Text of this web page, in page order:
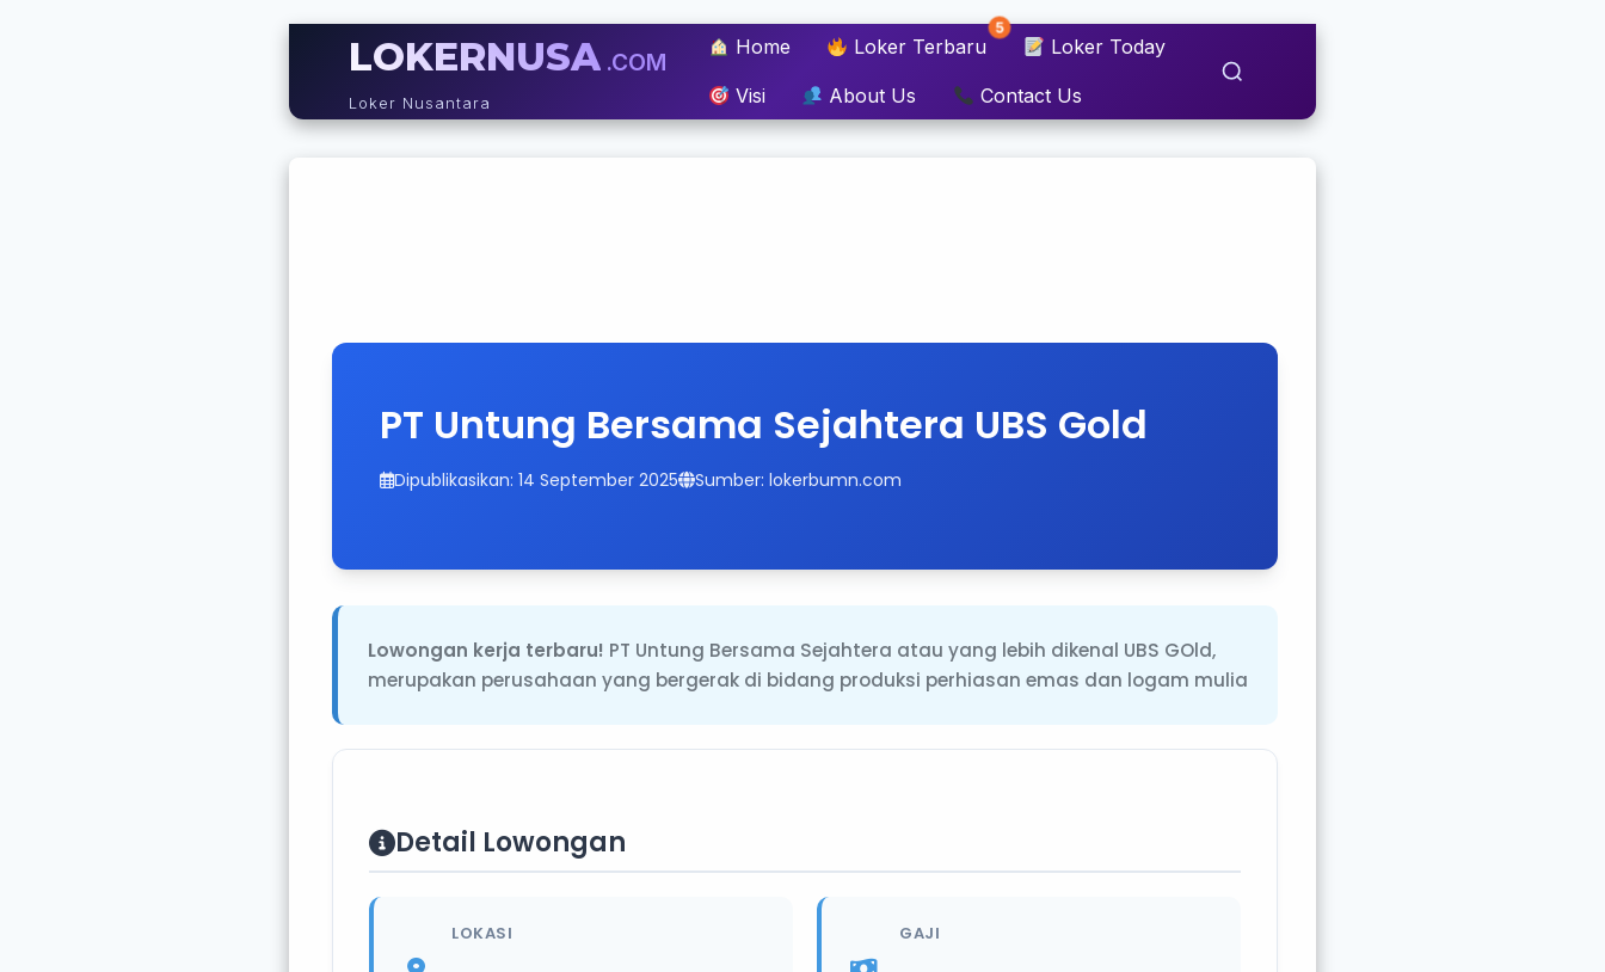
LOKERNUSA .COM
Loker Nusantara
Home Loker Terbaru
5
Loker Today
Visi About Us Contact Us
PT Untung Bersama Sejahtera UBS Gold
Dipublikasikan: 14 September 2025 Sumber: lokerbumn.com
Lowongan kerja terbaru! PT Untung Bersama Sejahtera atau yang lebih dikenal UBS GOld,
merupakan perusahaan yang bergerak di bidang produksi perhiasan emas dan logam mulia
Detail Lowongan
LOKASI GAJI